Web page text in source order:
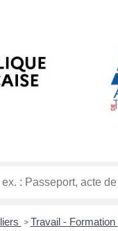
> Travail - Formation